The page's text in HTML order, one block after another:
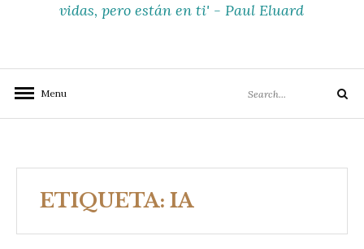
vidas, pero están en ti' - Paul Eluard
Menu
for:
Search
ETIQUETA: IA